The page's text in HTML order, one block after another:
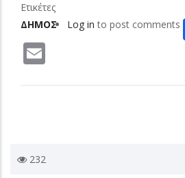
Ετικέτες
ΔΗΜΟΣ
Log in to post comments
232